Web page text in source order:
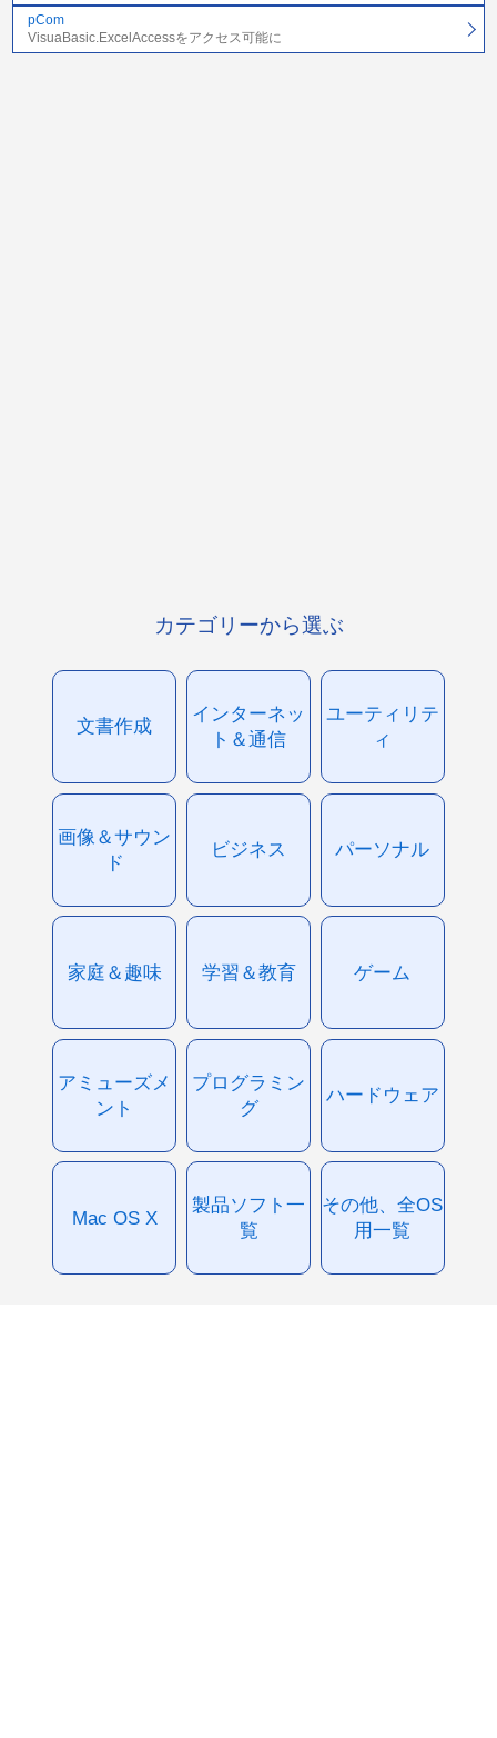
pCom
VisuaBasic.ExcelAccessをアクセス可能に
カテゴリーから選ぶ
文書作成
インターネッ
ト＆通信
ユーティリテ
ィ
画像＆サウン
ド
ビジネス パーソナル
家庭＆趣味 学習＆教育 ゲーム
アミューズメ
ント
プログラミン
グ
ハードウェア
Mac OS X
製品ソフト一
覧
その他、全OS
用一覧